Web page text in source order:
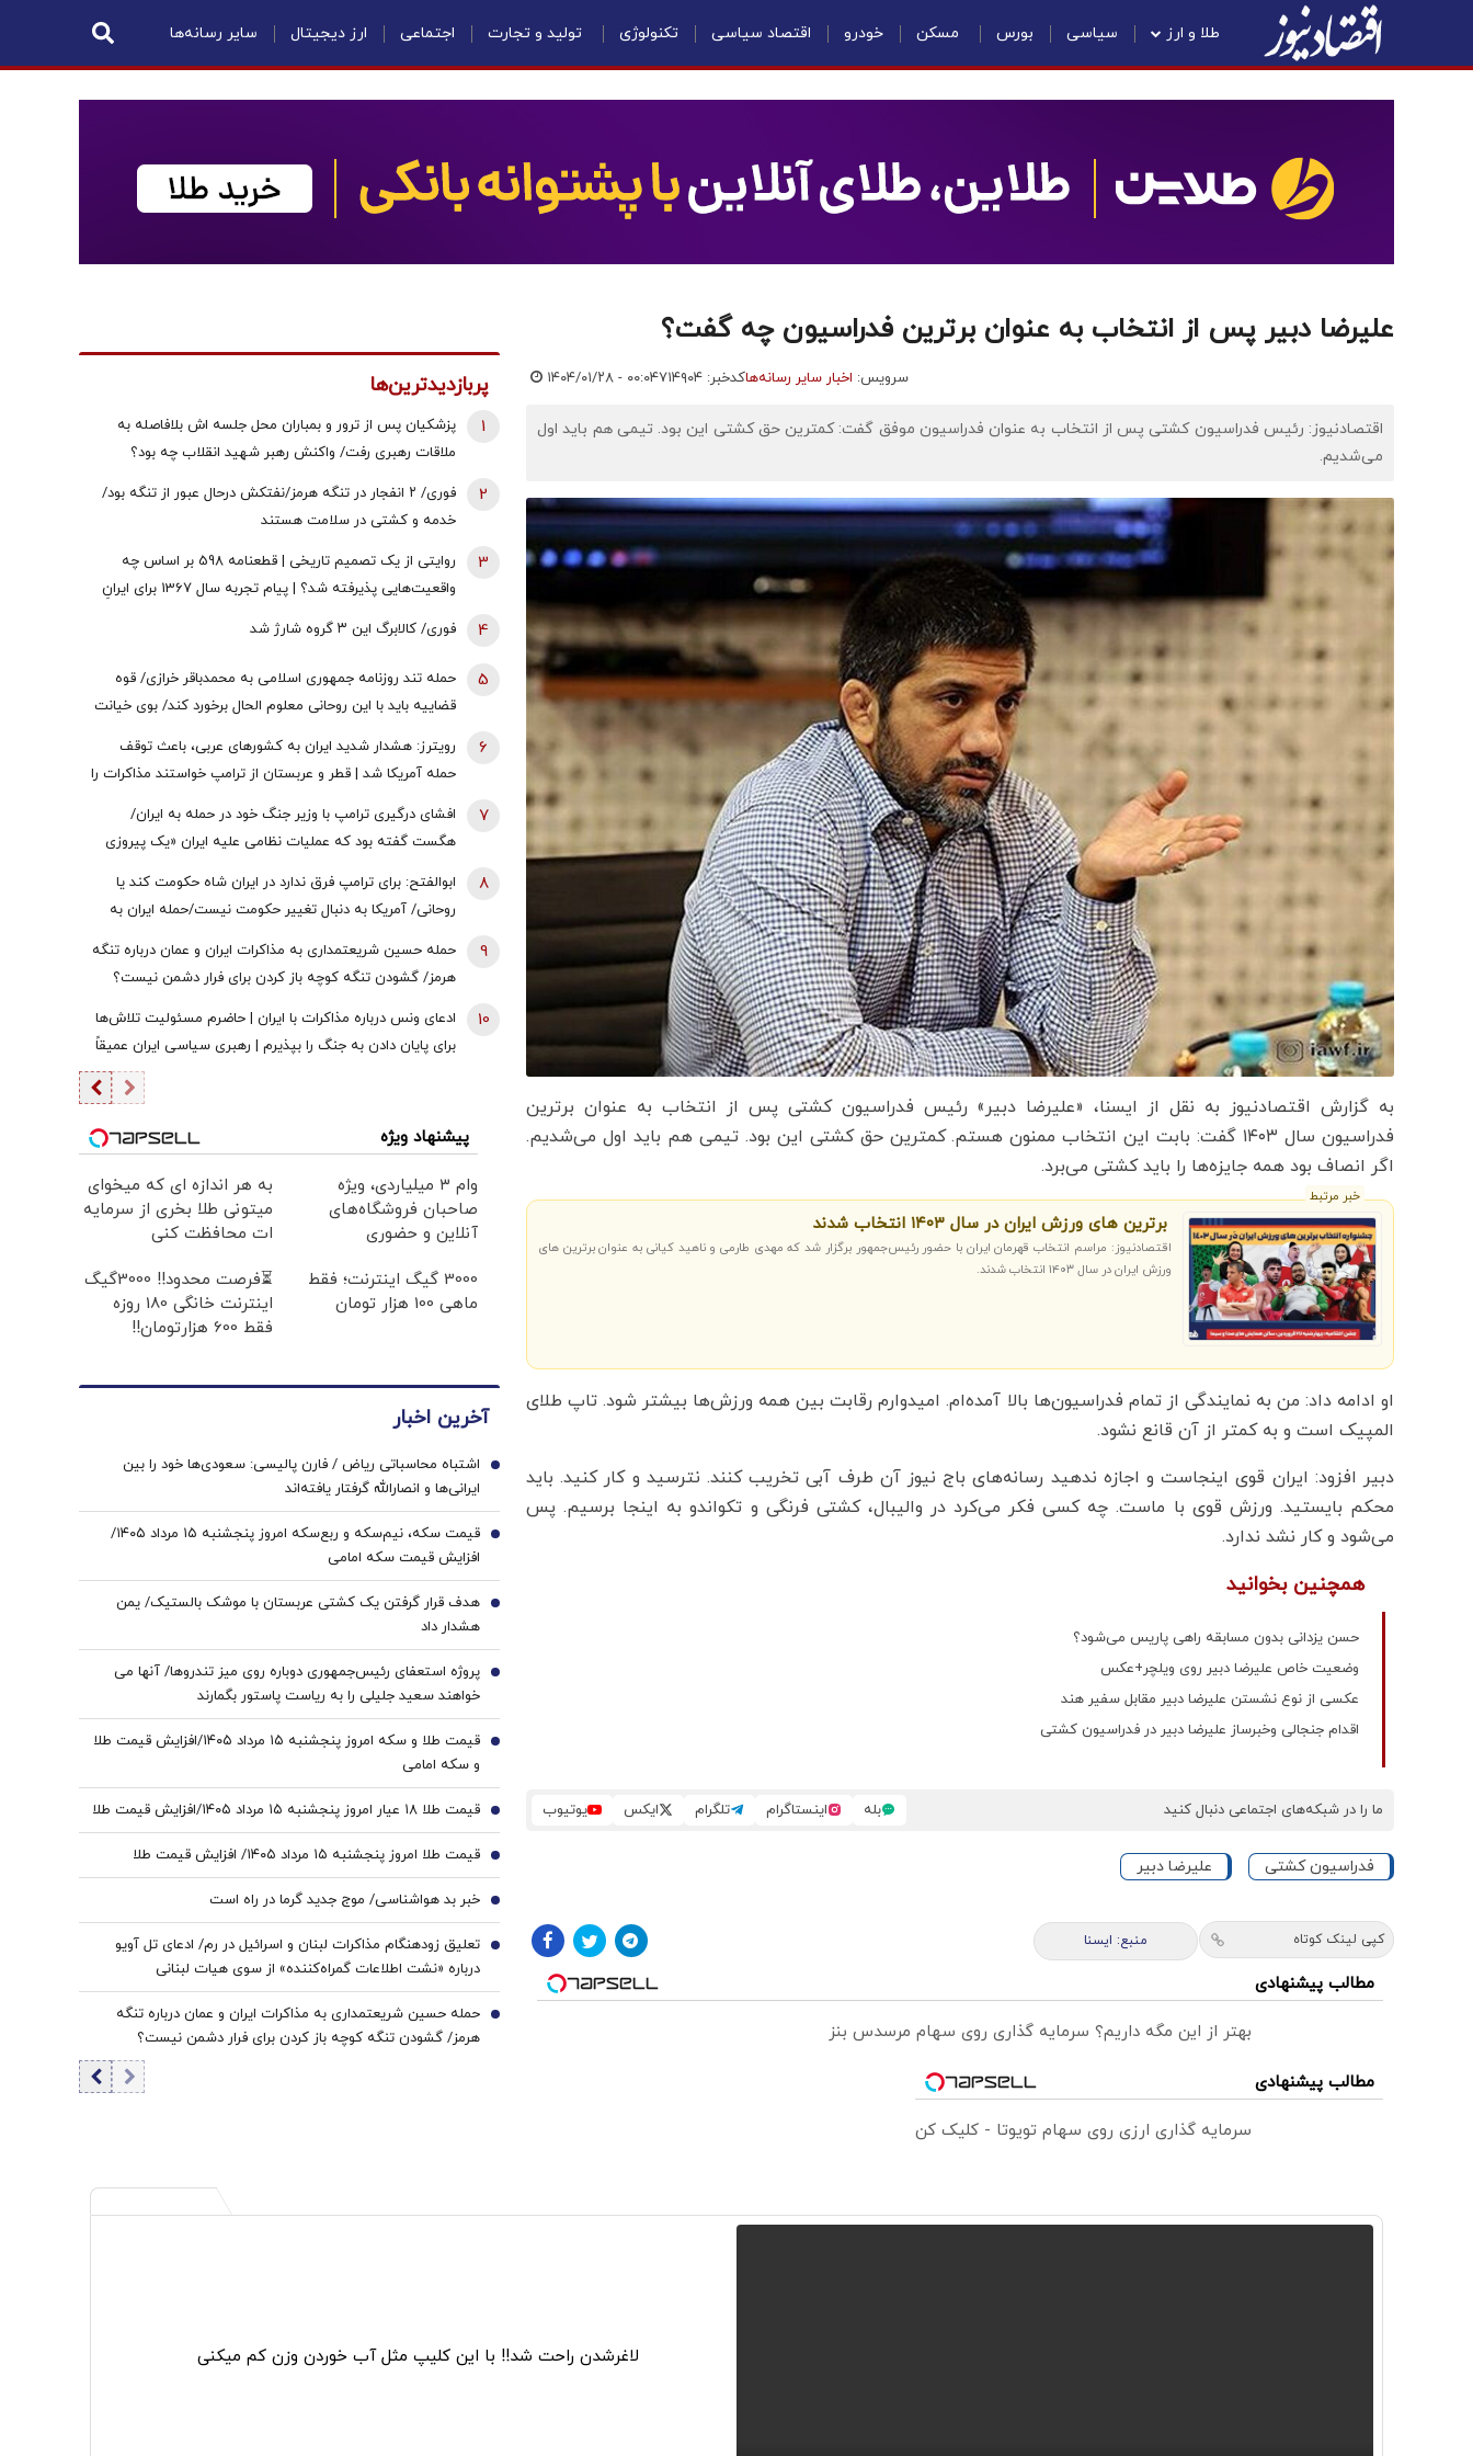
طلا و ارز سیاسی بورس مسکن خودرو اقتصاد سیاسی تکنولوژی تولید و تجارت اجتماعی ارز دیجیتال سایر رسانه‌ها
علیرضا دبیر پس از انتخاب به عنوان برترین فدراسیون چه گفت؟
سرویس: اخبار سایر رسانه‌هاکدخبر: ۷۱۴۹۰۴ ۱۴۰۴/۰۱/۲۸ - ۰۰:۰۴
اقتصادنیوز: رئیس فدراسیون‌ کشتی پس از انتخاب به عنوان فدراسیون موفق گفت: کمترین حق کشتی این بود. تیمی هم باید اول
می‌شدیم.
به گزارش اقتصادنیوز به نقل از ایسنا، «علیرضا دبیر» رئیس فدراسیون کشتی پس از انتخاب به عنوان برترین
فدراسیون سال ۱۴۰۳ گفت: بابت این انتخاب ممنون هستم. کمترین حق کشتی این بود. تیمی هم باید اول می‌شدیم.
اگر انصاف بود همه جایزه‌ها را باید کشتی می‌برد.
خبر مرتبط
برترین های ورزش ایران در سال ۱۴۰۳ انتخاب شدند
اقتصادنیوز: مراسم انتخاب قهرمان ایران با حضور رئیس‌جمهور برگزار شد که مهدی طارمی و ناهید کیانی به عنوان برترین های
ورزش ایران در سال ۱۴۰۳ انتخاب شدند.
او ادامه داد: من به نمایندگی از تمام فدراسیون‌ها بالا آمده‌ام‌. امیدوارم رقابت بین همه ورزش‌ها بیشتر شود. تاپ طلای
المپیک است و به کمتر از آن قانع نشود.
دبیر افزود: ایران قوی اینجاست و اجازه ندهید رسانه‌های باج نیوز آن طرف آبی تخریب کنند. نترسید و کار کنید. باید
محکم بایستید. ورزش قوی با ماست. چه کسی فکر می‌کرد در والیبال، کشتی فرنگی و تکواندو به اینجا برسیم. پس
می‌شود و کار نشد ندارد.
همچنین بخوانید
حسن یزدانی بدون مسابقه راهی پاریس می‌شود؟
وضعیت خاص علیرضا دبیر روی ویلچر+عکس
عکسی از نوع نشستن علیرضا دبیر مقابل سفیر هند
اقدام جنجالی وخبرساز علیرضا دبیر در فدراسیون کشتی
ما را در شبکه‌های اجتماعی دنبال کنید بله اینستاگرام تلگرام ایکس یوتیوب
فدراسیون کشتی علیرضا دبیر
کپی لینک کوتاه منبع: ايسنا
مطالب پیشنهادی
بهتر از این مگه داریم؟ سرمایه گذاری روی سهام مرسدس بنز
مطالب پیشنهادی
سرمایه گذاری ارزی روی سهام تویوتا - کلیک کن
پربازدیدترین‌ها
پزشکیان پس از ترور و بمباران محل جلسه ‌اش بلافاصله به
ملاقات رهبری رفت/ واکنش رهبر شهید انقلاب چه بود؟
1
فوری/ ۲ انفجار در تنگه هرمز/نفتکش درحال عبور از تنگه بود/
خدمه و کشتی در سلامت هستند
2
روایتی از یک تصمیم تاریخی | قطعنامه 598 بر اساس چه
واقعیت‌هایی پذیرفته شد؟ | پیام تجربه سال 1367 برای ایرانِ
3
فوری/ کالابرگ این ۳ گروه شارژ شد 4
حمله تند روزنامه جمهوری اسلامی به محمدباقر خرازی/ قوه
قضاییه باید با این روحانی معلوم الحال برخورد کند/ بوی خیانت
5
رویترز: هشدار شدید ایران به کشورهای عربی، باعث توقف
حمله آمریکا شد | قطر و عربستان از ترامپ خواستند مذاکرات را
از سر بگیرد | زیرساخت‌های حیاتی انرژی هدف قرار خواهند
گرفت اگر ...
6
افشای درگیری ترامپ با وزیر جنگ خود در حمله به ایران/
هگست گفته بود که عملیات نظامی علیه ایران «یک پیروزی‌
7
ابوالفتح: برای ترامپ فرق ندارد در ایران شاه حکومت کند یا
روحانی/ آمریکا به دنبال تغییر حکومت نیست/حمله ایران به
8
حمله حسین شریعتمداری به مذاکرات ایران و عمان درباره تنگه
هرمز/ گشودن تنگه کوچه باز ‌کردن برای فرار دشمن نیست؟
9
ادعای ونس درباره مذاکرات با ایران | حاضرم مسئولیت تلاش‌ها
برای پایان دادن به جنگ را بپذیرم | رهبری سیاسی ایران عمیقاً
دچار اختلاف است | ایرانی‌ها افراد فوق‌العاده دشواری هستند
10
پیشنهاد ویژه
وام ۳ میلیاردی، ویژه
صاحبان فروشگاه‌های
آنلاین و حضوری
به هر اندازه ای که میخوای
میتونی طلا بخری از سرمایه
ات محافظت کنی
3000 گیگ اینترنت؛ فقط
ماهی 100 هزار تومان
⏳فرصت محدود!! 3000گیگ
اینترنت خانگی 180 روزه
فقط 600 هزارتومان!!
آخرین اخبار
اشتباه محاسباتی ریاض / فارن پالیسی: سعودی‌ها خود را بین
ایرانی‌ها و انصارالله گرفتار یافته‌اند
1
قیمت سکه، نیم‌سکه و ربع‌سکه امروز پنجشنبه ۱۵ مرداد ۱۴۰۵/
افزایش قیمت سکه امامی
2
هدف قرار گرفتن یک کشتی عربستان با موشک بالستیک/ یمن
هشدار داد
3
پروژه استعفای رئیس‌جمهوری دوباره روی میز تندروها/ آنها می
خواهند سعید جلیلی را به ریاست پاستور بگمارند
4
قیمت طلا و سکه امروز پنجشنبه ۱۵ مرداد ۱۴۰۵/افزایش قیمت طلا
و سکه امامی
5
قیمت طلا ۱۸ عیار امروز پنجشنبه ۱۵ مرداد ۱۴۰۵/افزایش قیمت طلا 6
قیمت طلا امروز پنجشنبه ۱۵ مرداد ۱۴۰۵/ افزایش قیمت طلا 7
خبر بد هواشناسی/ موج جدید گرما در راه است 8
تعلیق زودهنگام مذاکرات لبنان و اسرائیل در رم/ ادعای تل آویو
درباره «نشت اطلاعات گمراه‌کننده» از سوی هیات لبنانی
9
حمله حسین شریعتمداری به مذاکرات ایران و عمان درباره تنگه
هرمز/ گشودن تنگه کوچه باز ‌کردن برای فرار دشمن نیست؟
10
لاغرشدن راحت شد!! با این کلیپ مثل آب خوردن وزن کم میکنی